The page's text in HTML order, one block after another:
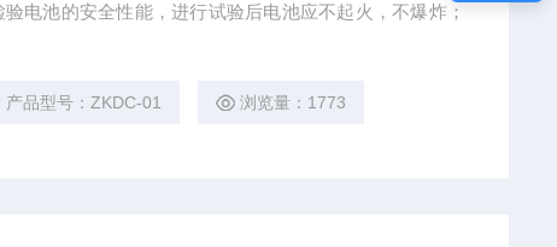
电池的安全性能，进行试验后电池应不起火，不爆炸；
产品型号：ZKDC-01 浏览量：1773